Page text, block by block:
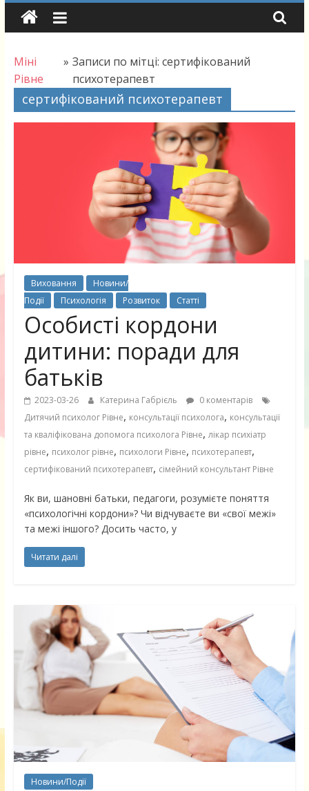
Skip
Міні
Рівне
» Записи по мітці: сертифікований
психотерапевт
сертифікований психотерапевт
Виховання
Новини/
Події
Психологія Розвиток Статті
Особисті кордони
дитини: поради для
батьків
2023-03-26 Катерина Габрієль
0 коментарів
Дитячий психолог Рівне, консультації психолога, консультації
та кваліфікована допомога психолога Рівне, лікар психіатр
рівне, психолог рівне, психологи Рівне, психотерапевт,
сертифікований психотерапевт, сімейний консультант Рівне
Як ви, шановні батьки, педагоги, розумієте поняття
«психологічні кордони»? Чи відчуваєте ви «свої межі»
та межі іншого? Досить часто, у
Читати далі
Новини/Події